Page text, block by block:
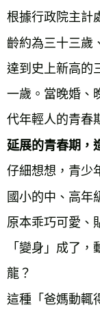
根據行政院主計
齡約為三十三歲
達到史上新高的
一歲。當晚婚、
代年輕人的青春
延展的青春期，
仔細想想，青少
國小的中、高年
原本乖巧可愛、
「變身」成了
龍？
這種「爸媽動輒